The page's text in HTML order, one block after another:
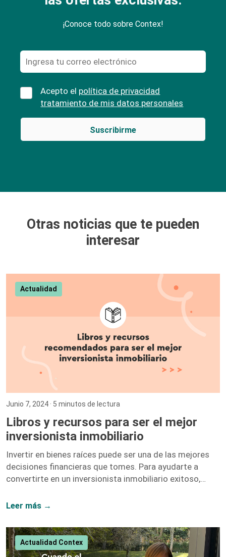
¡Conoce todo sobre Contex!
Acepto el política de privacidad
tratamiento de mis datos personales
Otras noticias que te pueden
interesar
Actualidad
Junio 7, 2024 · 5 minutos de lectura
Libros y recursos para ser el mejor
inversionista inmobiliario
Invertir en bienes raíces puede ser una de las mejores
decisiones financieras que tomes. Para ayudarte a
convertirte en un inversionista inmobiliario exitoso,
proporcionarán las herramientas y el conocimiento
recomendaciones más destacadas. 1. El Inversionista
Millonario de Bienes Raíces – Gary Keller Gary Keller,
fundador de Keller Williams Realty, recopila los
Leer más →
Actualidad Contex